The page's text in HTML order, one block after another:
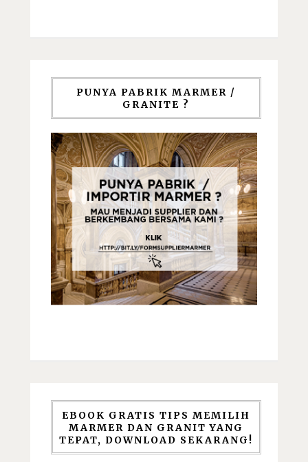
PUNYA PABRIK MARMER /
GRANITE ?
EBOOK GRATIS TIPS MEMILIH
MARMER DAN GRANIT YANG
TEPAT, DOWNLOAD SEKARANG!